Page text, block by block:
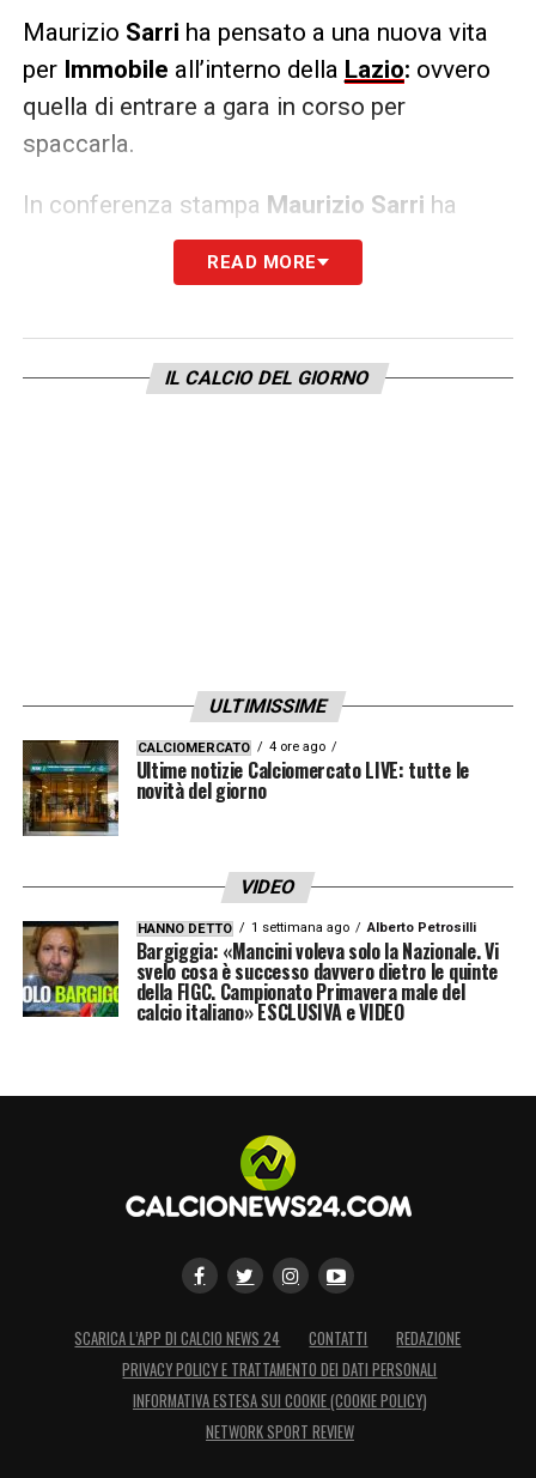
Maurizio Sarri ha pensato a una nuova vita
per Immobile all’interno della Lazio: ovvero
quella di entrare a gara in corso per
spaccarla.
In conferenza stampa Maurizio Sarri ha
svelato un retroscena intercorso tra i
«Gli ho detto se vuole essere come
essere questa la nuova vita diImmobile
READ MORE
IL CALCIO DEL GIORNO
ULTIMISSIME
CALCIOMERCATO 4 ore ago
Ultime notizie Calciomercato LIVE: tutte le
novità del giorno
VIDEO
HANNO DETTO 1 settimana ago Alberto Petrosilli
Bargiggia: «Mancini voleva solo la Nazionale. Vi
svelo cosa è successo davvero dietro le quinte
della FIGC. Campionato Primavera male del
calcio italiano» ESCLUSIVA e VIDEO
SCARICA L’APP DI CALCIO NEWS 24 CONTATTI
REDAZIONE
PRIVACY POLICY E TRATTAMENTO DEI DATI PERSONALI
INFORMATIVA ESTESA SUI COOKIE (COOKIE POLICY)
NETWORK SPORT REVIEW